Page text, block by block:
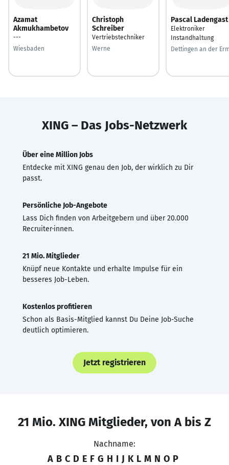
Azamat
Akmukhambetov
---
Wiesbaden
Christoph
Schreiber
Vertriebstechniker
Werne
Pascal Ladengast
Elektroniker
Instandhaltung
Dettingen an der
XING – Das Jobs-Netzwerk
Über eine Million Jobs
Entdecke mit XING genau den Job, der wirklich zu Dir
passt.
Persönliche Job-Angebote
Lass Dich finden von Arbeitgebern und über 20.000
Recruiter·innen.
21 Mio. Mitglieder
Knüpf neue Kontakte und erhalte Impulse für ein
besseres Job-Leben.
Kostenlos profitieren
Schon als Basis-Mitglied kannst Du Deine Job-Suche
deutlich optimieren.
Jetzt registrieren
21 Mio. XING Mitglieder, von A bis Z
Nachname:
A B C D E F G H I J K L M N O P